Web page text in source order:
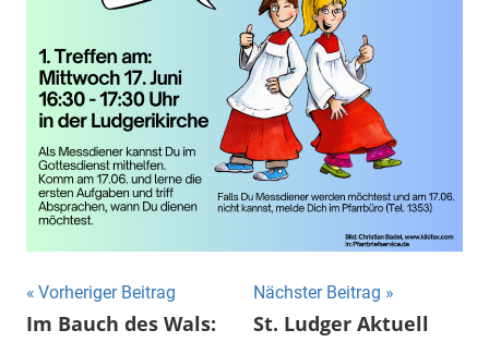
Beitragsnavigation
Vorheriger Beitrag
Im Bauch des Wals:
Nächster Beitrag
St. Ludger Aktuell